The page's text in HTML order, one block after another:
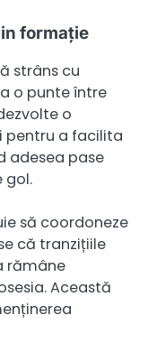
formație
strâns cu
o punte între
o
pentru a facilita
adesea pase
gol.
să coordoneze
că tranzițiile
rămâne
Această